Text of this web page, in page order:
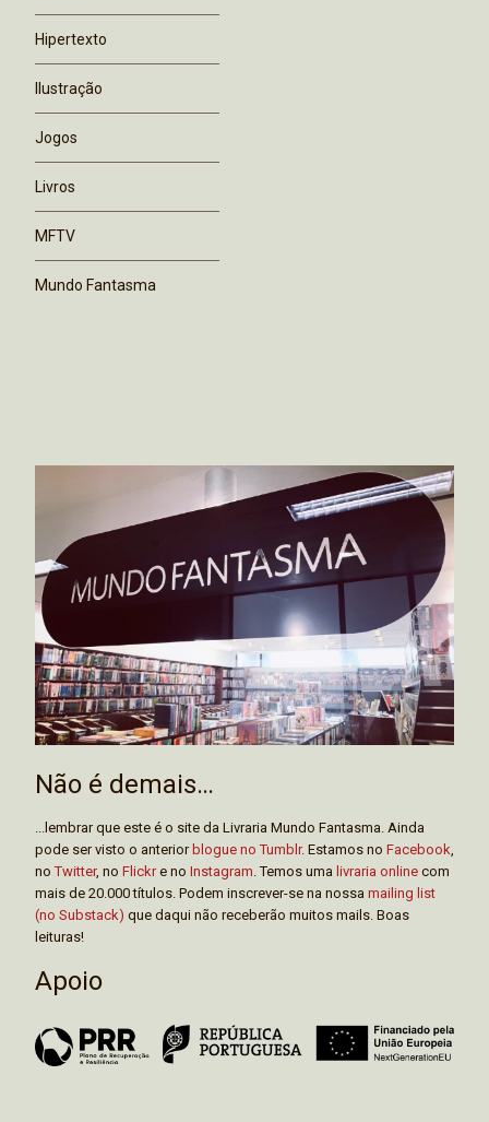
Hipertexto
Ilustração
Jogos
Livros
MFTV
Mundo Fantasma
Não é demais…
...lembrar que este é o site da Livraria Mundo Fantasma. Ainda
pode ser visto o anterior blogue no Tumblr. Estamos no Facebook
noTwitter, no Flickre no Instagram . Temos uma livraria online com
mais de 20.000 títulos. Podem inscrever-se na nossa mailing list
(no Substack) que daqui não receberão muitos mails. Boas
leituras!
Apoio